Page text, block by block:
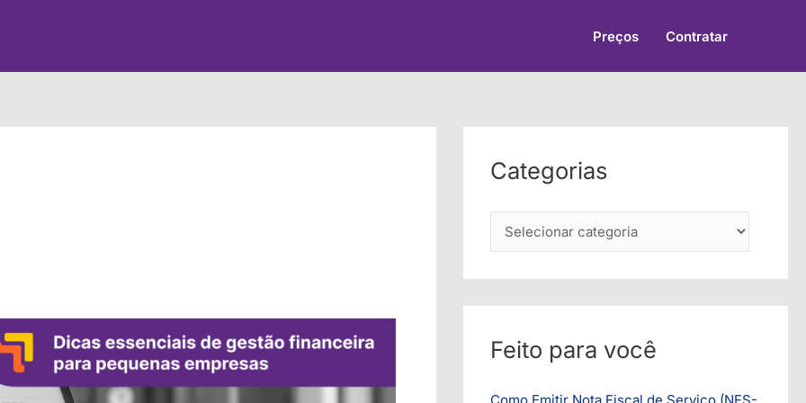
Preços Contratar
Categorias
a
t
e
oFeito para você
Como Emitir Nota Fiscal de Serviço (NFS-